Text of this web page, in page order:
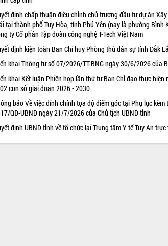
định chấp thuận điều chỉnh chủ trương đầu tư dự án
tại thành phố Tuy Hòa, tỉnh Phú Yên (nay là phường Bình
ty Cổ phần Tập đoàn công nghệ T-Tech Việt Nam
định kiện toàn Ban Chỉ huy Phòng thủ dân sự tỉnh Đắk
khai Thông tư số 07/2026/TT-BNG ngày 30/6/2026 của
khai Kết luận Phiên họp lần thứ tư Ban Chỉ đạo thực
con số giai đoạn 2026 - 2030
báo Về việc đính chính tọa độ điểm góc tại Phụ lục kèm
QĐ-UBND ngày 21/7/2026 của Chủ tịch UBND tỉnh
định UBND tỉnh về tổ chức lại Trung tâm Y tế Tuy An